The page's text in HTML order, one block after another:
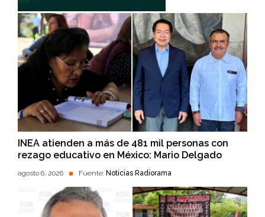
INEA atienden a más de 481 mil personas con
rezago educativo en México: Mario Delgado
agosto 6, 2026 Fuente: Noticias Radiorama